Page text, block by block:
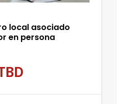
local asociado
en persona